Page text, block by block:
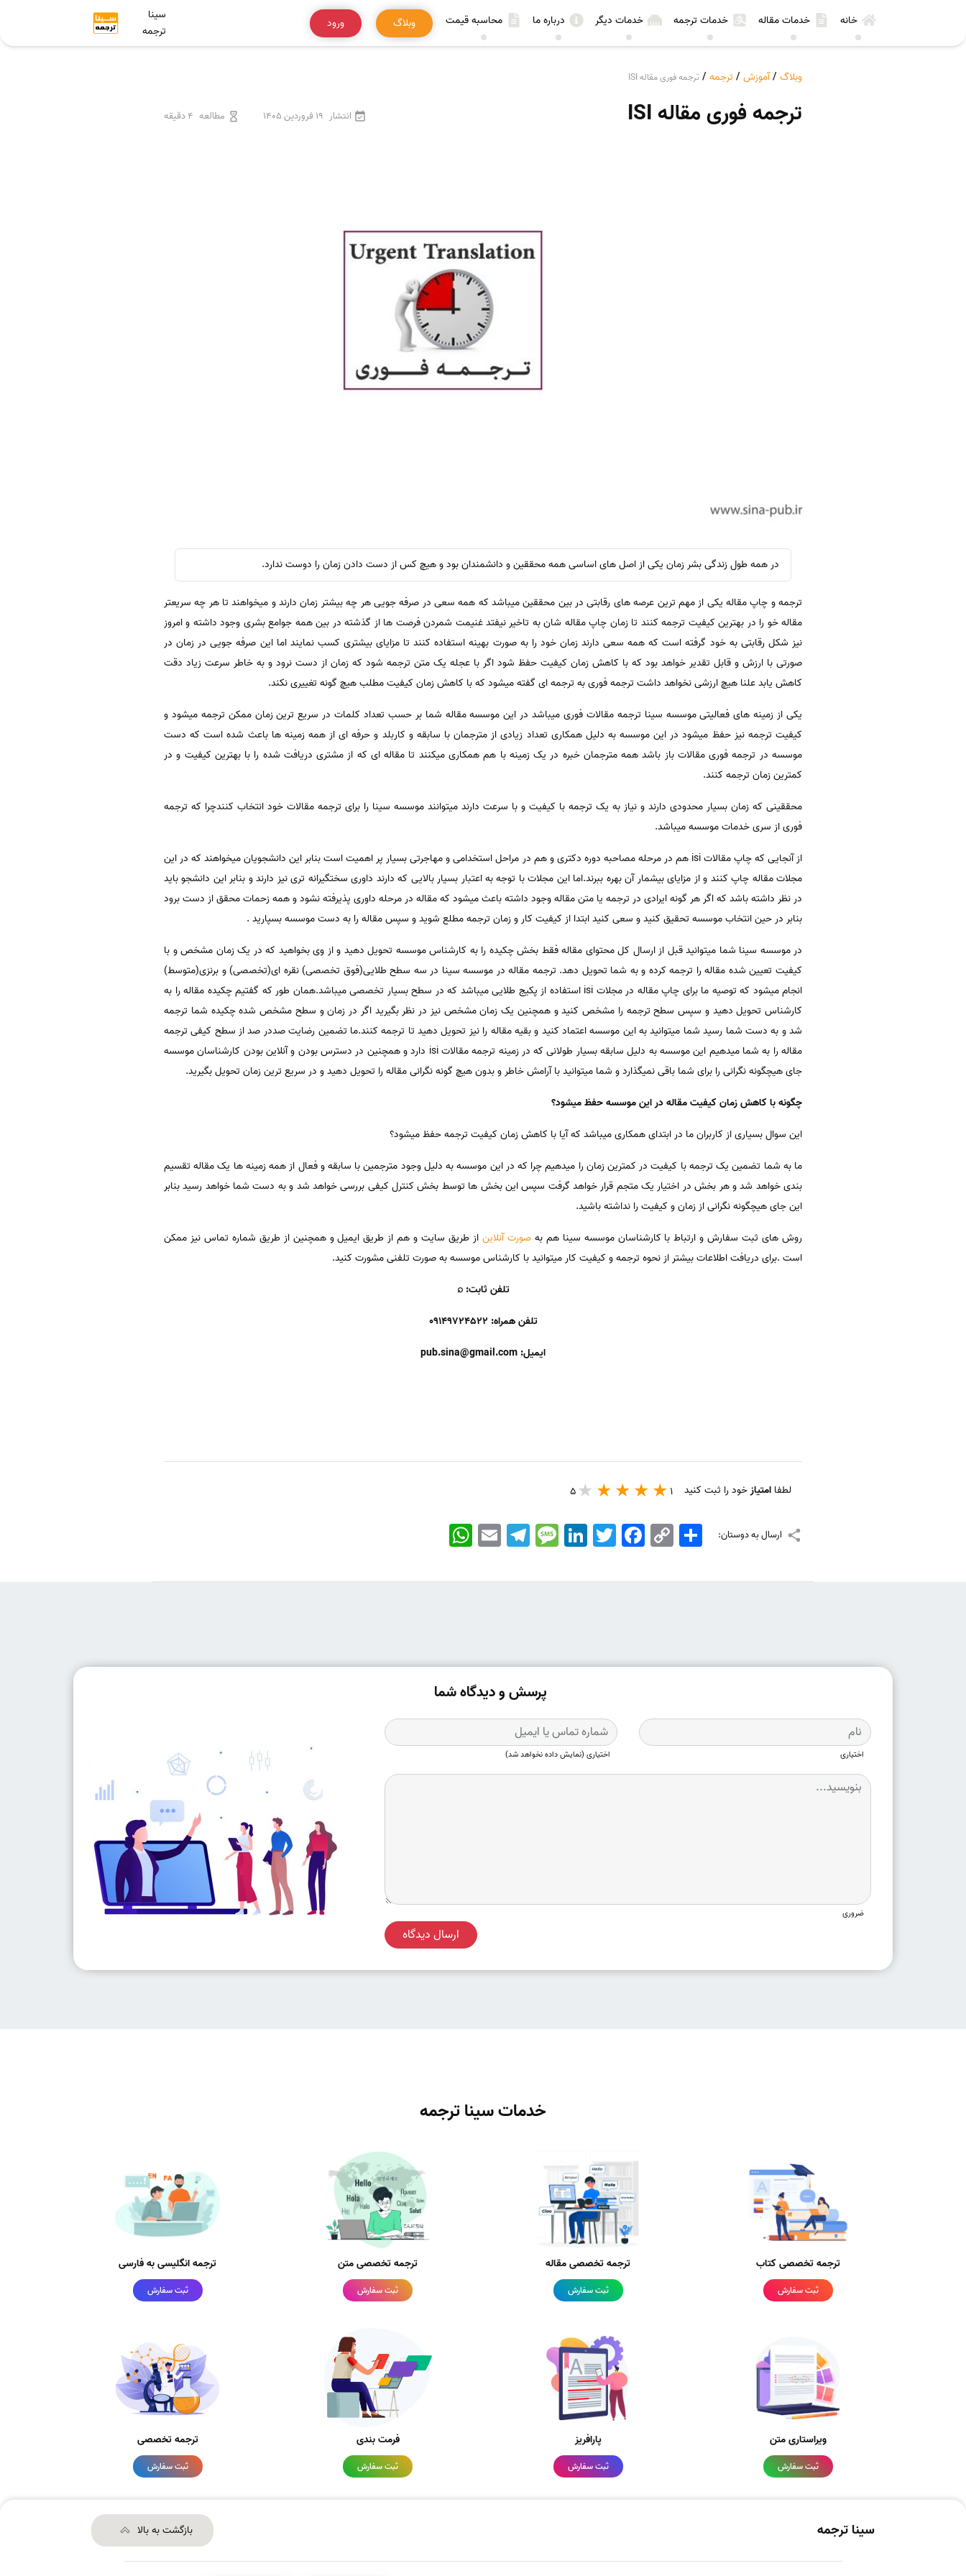
خانه خدمات مقاله خدمات ترجمه خدمات دیگر درباره ما محاسبه قیمت وبلاگ ورود
سینا
ترجمه
وبلاگ /آموزش / ترجمه / ترجمه فوری مقاله ISI
ترجمه فوری مقاله ISI انتشار 19 فروردین 1405 مطالعه 4 دقیقه
در همه طول زندگی بشر زمان یکی از اصل های اساسی همه محققین و دانشمندان بود و هیچ کس از دست دادن زمان را دوست ندارد.
ترجمه و چاپ مقاله یکی از مهم ترین عرصه های رقابتی در بین محققین میباشد که همه سعی در صرفه جویی هر چه بیشتر زمان دارند و میخواهند تا هر چه سریعتر
مقاله خو را در بهترین کیفیت ترجمه کنند تا زمان چاپ مقاله شان به تاخیر نیفتد غنیمت شمردن فرصت ها از گذشته در بین همه جوامع بشری وجود داشته و امروز
نیز شکل رقابتی به خود گرفته است که همه سعی دارند زمان خود را به صورت بهینه استفاده کنند تا مزایای بیشتری کسب نمایند اما این صرفه جویی در زمان در
صورتی با ارزش و قابل تقدیر خواهد بود که با کاهش زمان کیفیت حفظ شود اگر با عجله یک متن ترجمه شود که زمان از دست نرود و به خاطر سرعت زیاد دقت
کاهش یابد علنا هیچ ارزشی نخواهد داشت ترجمه فوری به ترجمه ای گفته میشود که با کاهش زمان کیفیت مطلب هیچ گونه تغییری نکند.
یکی از زمینه های فعالیتی موسسه سینا ترجمه مقالات فوری میباشد در این موسسه مقاله شما بر حسب تعداد کلمات در سریع ترین زمان ممکن ترجمه میشود و
کیفیت ترجمه نیز حفظ میشود در این موسسه به دلیل همکاری تعداد زیادی از مترجمان با سابقه و کاربلد و حرفه ای از همه زمینه ها باعث شده است که دست
موسسه در ترجمه فوری مقالات باز باشد همه مترجمان خبره در یک زمینه با هم همکاری میکنند تا مقاله ای که از مشتری دریافت شده را با بهترین کیفیت و در
کمترین زمان ترجمه کنند.
محققینی که زمان بسیار محدودی دارند و نیاز به یک ترجمه با کیفیت و با سرعت دارند میتوانند موسسه سینا را برای ترجمه مقالات خود انتخاب کنندچرا که ترجمه
فوری از سری خدمات موسسه میباشد.
از آنجایی که چاپ مقالات isi هم در مرحله مصاحبه دوره دکتری و هم در مراحل استخدامی و مهاجرتی بسیار پر اهمیت است بنابر این دانشجویان میخواهند که در این
مجلات مقاله چاپ کنند و از مزایای بیشمار آن بهره ببرند.اما این مجلات با توجه به اعتبار بسیار بالایی که دارند داوری سختگیرانه تری نیز دارند و بنابر این دانشجو باید
در نظر داشته باشد که اگر هر گونه ایرادی در ترجمه یا متن مقاله وجود داشته باعث میشود که مقاله در مرحله داوری پذیرفته نشود و همه زحمات محقق از دست برود
بنابر در حین انتخاب موسسه تحقیق کنید و سعی کنید ابتدا از کیفیت کار و زمان ترجمه مطلع شوید و سپس مقاله را به دست موسسه بسپارید .
در موسسه سینا شما میتوانید قبل از ارسال کل محتوای مقاله فقط بخش چکیده را به کارشناس موسسه تحویل دهید و از وی بخواهید که در یک زمان مشخص و با
کیفیت تعیین شده مقاله را ترجمه کرده و به شما تحویل دهد. ترجمه مقاله در موسسه سینا در سه سطح طلایی(فوق تخصصی) نقره ای(تخصصی) و برنزی(متوسط)
انجام میشود که توصیه ما برای چاپ مقاله در مجلات isi استفاده از پکیج طلایی میباشد که در سطح بسیار تخصصی میباشد.همان طور که گفتیم چکیده مقاله را به
کارشناس تحویل دهید و سپس سطح ترجمه را مشخص کنید و همچنین یک زمان مشخص نیز در نظر بگیرید اگر در زمان و سطح مشخص شده چکیده شما ترجمه
شد و به دست شما رسید شما میتوانید به این موسسه اعتماد کنید و بقیه مقاله را نیز تحویل دهید تا ترجمه کنند.ما تضمین رضایت صددر صد از سطح کیفی ترجمه
مقاله را به شما میدهیم این موسسه به دلیل سابقه بسیار طولانی که در زمینه ترجمه مقالات isi دارد و همچنین در دسترس بودن و آنلاین بودن کارشناسان موسسه
جای هیچگونه نگرانی را برای شما باقی نمیگذارد و شما میتوانید با آرامش خاطر و بدون هیچ گونه نگرانی مقاله را تحویل دهید و در سریع ترین زمان تحویل بگیرید.
چگونه با کاهش زمان کیفیت مقاله در این موسسه حفظ میشود؟
این سوال بسیاری از کاربران ما در ابتدای همکاری میباشد که آیا با کاهش زمان کیفیت ترجمه حفظ میشود؟
ما به شما تضمین یک ترجمه با کیفیت در کمترین زمان را میدهیم چرا که در این موسسه به دلیل وجود مترجمین با سابقه و فعال از همه زمینه ها یک مقاله تقسیم
بندی خواهد شد و هر بخش در اختیار یک متجم قرار خواهد گرفت سپس این بخش ها توسط بخش کنترل کیفی بررسی خواهد شد و به دست شما خواهد رسید بنابر
این جای هیچگونه نگرانی از زمان و کیفیت را نداشته باشید.
روش های ثبت سفارش و ارتباط با کارشناسان موسسه سینا هم به صورت آنلاین از طریق سایت و هم از طریق ایمیل و همچنین از طریق شماره تماس نیز ممکن
است .برای دریافت اطلاعات بیشتر از نحوه ترجمه و کیفیت کار میتوانید با کارشناس موسسه به صورت تلفنی مشورت کنید.
تلفن ثابت: ⌕
تلفن همراه: 09149724522
ایمیل: pub.sina@gmail.com
لطفا امتیازخود را ثبت کنید 1
5
ارسال به دوستان: WhatsApp EmailTelegramMessageLinkedIn TwitterFacebook Copy
Link
اشتراک
پرسش و دیدگاه شما
اختیاری اختیاری (نمایش داده نخواهد شد)
ضروری
ارسال دیدگاه
خدمات سینا ترجمه
ترجمه تخصصی کتاب
ثبت سفارش
ترجمه تخصصی مقاله
ثبت سفارش
ترجمه تخصصی متن
ثبت سفارش
ترجمه انگلیسی به فارسی
ثبت سفارش
ویراستاری متن
ثبت سفارش
پارافریز
ثبت سفارش
فرمت بندی
ثبت سفارش
ترجمه تخصصی
ثبت سفارش
سینا ترجمه بازگشت به بالا